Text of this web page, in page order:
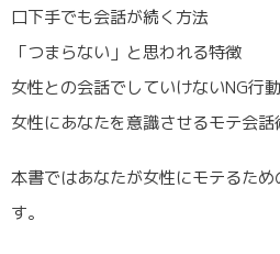
口下手でも会話が続く方法
「つまらない」と思われる特徴
女性との会話でしていけないNG行動
女性にあなたを意識させるモテ会話
本書ではあなたが女性にモテるた
す。